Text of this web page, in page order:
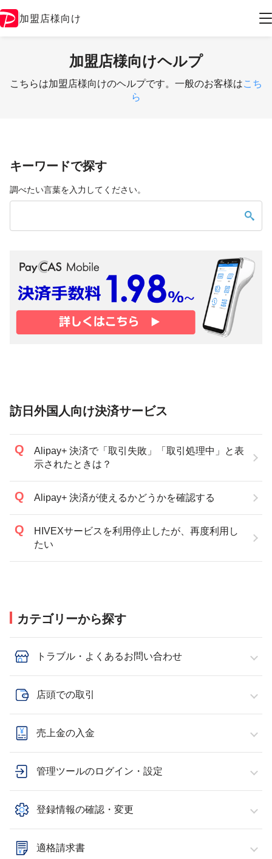
加盟店様向け
加盟店様向けヘルプ
こちらは加盟店様向けのヘルプです。一般のお客様はこち
ら
キーワードで探す
調べたい言葉を入力してください。
訪日外国人向け決済サービス
Alipay+ 決済で「取引失敗」「取引処理中」と表
示されたときは？
Alipay+ 決済が使えるかどうかを確認する
HIVEXサービスを利用停止したが、再度利用し
たい
カテゴリーから探す
トラブル・よくあるお問い合わせ
店頭での取引
売上金の入金
管理ツールのログイン・設定
登録情報の確認・変更
適格請求書